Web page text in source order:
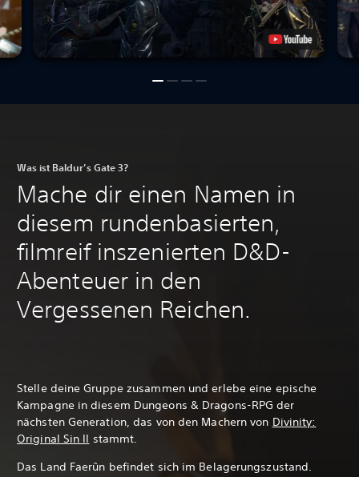
Was ist Baldur’s Gate 3?
Mache dir einen Namen in
diesem rundenbasierten,
filmreif inszenierten D&D-
Abenteuer in den
Vergessenen Reichen.
Stelle deine Gruppe zusammen und erlebe eine epische
Kampagne in diesem Dungeons & Dragons-RPG der
nächsten Generation, das von den Machern von Divinity:
Original Sin II stammt.
Das Land Faerûn befindet sich im Belagerungszustand.